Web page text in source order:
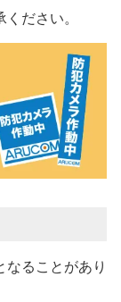
ださい。
ることがあり